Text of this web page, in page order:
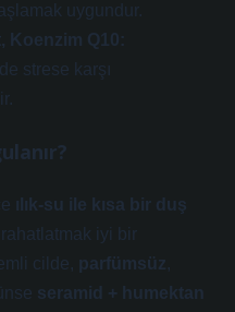
uygundur.
Koenzim Q10:
strese karşı
ılık-su ile kısa bir duş
iyi bir
cilde, parfümsüz,
seramid + humektan